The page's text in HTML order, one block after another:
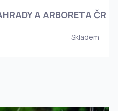
A ARBORETA ČR
Skladem